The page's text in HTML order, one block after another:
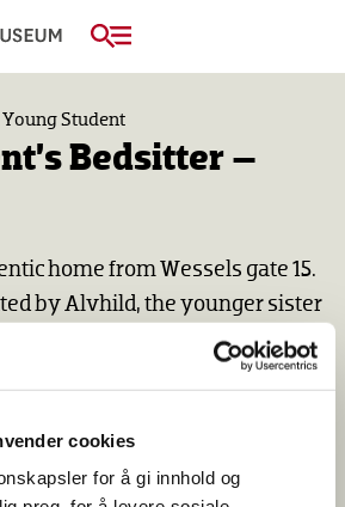
cookies
for å gi innhold og
Young Student
Bedsitter –
home from Wessels gate 15.
by Alvhild, the younger sister
Home).